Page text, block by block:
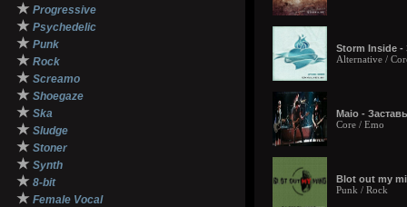
★ Progressive
★ Psychedelic
★ Punk
★ Rock
★ Screamo
★ Shoegaze
★ Ska
★ Sludge
★ Stoner
★ Synth
★ 8-bit
★ Female Vocal
Storm Inside -
Alternative /
Maio -
Core / Emo
Blot out my
Punk / Rock